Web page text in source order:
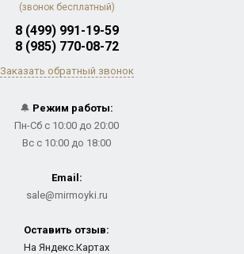
(звонок бесплатный)
8 (499) 991-19-59
8 (985) 770-08-72
Заказать обратный звонок
🔔 Режим работы:
Пн-Сб с 10:00 до 20:00
Вс с 10:00 до 18:00
Email:
sale@mirmoyki.ru
Оставить отзыв:
На Яндекс.Картах